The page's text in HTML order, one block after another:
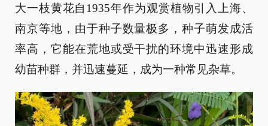
大一枝黄花自1935年作为观赏植物引入上海、
南京等地，由于种子数量极多，种子萌发成活
率高，它能在荒地或受干扰的环境中迅速形成
幼苗种群，并迅速蔓延，成为一种常见杂草。